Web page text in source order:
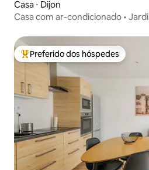
Casa ⋅ Dijon
Casa com ar-condicionado •
Entre os melhores preferidos dos
Preferido dos hóspedes